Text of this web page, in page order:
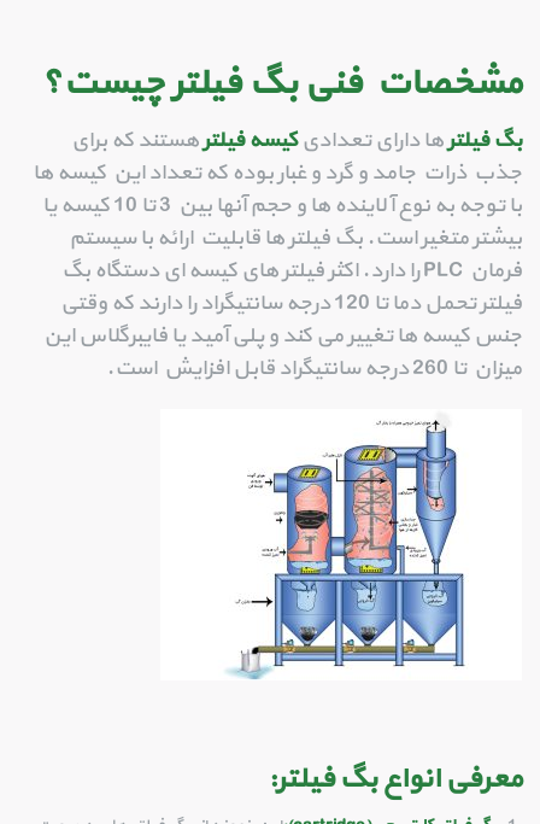
مشخصات فنی بگ فیلتر چیست؟
بگ فیلترها دارای تعدادیکیسه فیلترهستند که برای
جذب ذرات جامد و گرد و غبار بوده که تعداد این کیسه ها
با توجه به نوع آلاینده ها و حجم آنها بین 3 تا 10 کیسه یا
بیشتر متغیر است. بگ فیلتر ها قابلیت ارائه با سیستم
فرمان PLC را دارد. اکثر فیلتر های کیسه ای دستگاه بگ
فیلتر تحمل دما تا 120 درجه سانتیگراد را دارند که وقتی
جنس کیسه ها تغییر می کند و پلی آمید یا فایبرگلاس این
میزان تا 260 درجه سانتیگراد قابل افزایش است.
معرفی انواع بگ فیلتر: